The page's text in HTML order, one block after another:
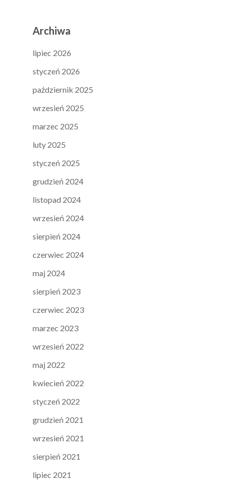
Archiwa
lipiec 2026
styczeń 2026
październik 2025
wrzesień 2025
marzec 2025
luty 2025
styczeń 2025
grudzień 2024
listopad 2024
wrzesień 2024
sierpień 2024
czerwiec 2024
maj 2024
sierpień 2023
czerwiec 2023
marzec 2023
wrzesień 2022
maj 2022
kwiecień 2022
styczeń 2022
grudzień 2021
wrzesień 2021
sierpień 2021
lipiec 2021